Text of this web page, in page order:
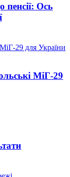
пенсії: Ось
МіГ-29